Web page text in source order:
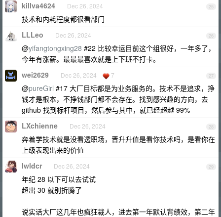
25
killva4624 Dec 26, 2024
技术和内耗程度都很看部门
26
LLLeo Dec 26, 2024
@yifangtongxing28 #22 比较幸运目前这个组很好，一年多了，
今年有涨薪。最最最喜欢就是上下班不打卡。
27
wei2629 Dec 26, 2024 7
@pureGirl #17 大厂目标都是为业务服务的。技术不是追求，挣
钱才是根本，不挣钱部门都不会存在。找到感兴趣的方向，去
github 找到标杆项目，然后参与其中，就已经超越 99%
28
LXchienne Dec 26, 2024
奔着学技术就是没看透职场，晋升升值是看你技术吗，是看你在
上级表现出来的价值
29
lwldcr Dec 26, 2024
年纪 28 以下可以去试试
超出 30 就别折腾了
说实话大厂这几年也疯狂裁人，进去第一年默认背绩效，第二年